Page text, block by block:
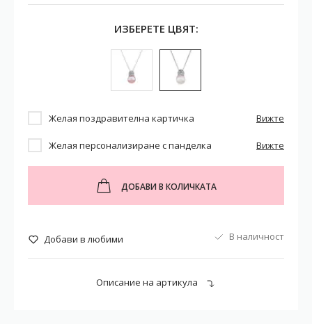
ИЗБЕРЕТЕ ЦВЯТ:
Желая поздравителна картичка Вижте
Желая персонализиране с панделка Вижте
ДОБАВИ В КОЛИЧКАТА
Добави в любими В наличност
Описание на артикула